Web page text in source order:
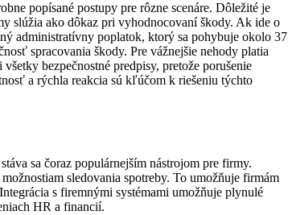
popísané postupy pre rôzne scenáre. Dôležité je
slúžia ako dôkaz pri vyhodnocovaní škody. Ak ide o
administratívny poplatok, ktorý sa pohybuje okolo 37
spracovania škody. Pre vážnejšie nehody platia
bezpečnostné predpisy, pretože porušenie
a rýchla reakcia sú kľúčom k riešeniu týchto
sa čoraz populárnejším nástrojom pre firmy.
sledovania spotreby. To umožňuje firmám
s firemnými systémami umožňuje plynulé
HR a financií.